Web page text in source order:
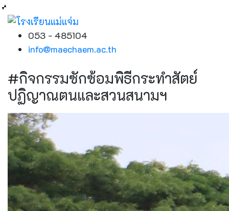
053 - 485104
info@maechaem.ac.th
#กิจกรรมซักซ้อมพิธีกระทำสัตย์
ปฏิญาณตนและสวนสนามฯ